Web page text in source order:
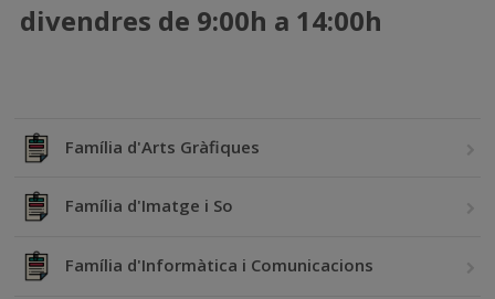
divendres de 9:00h a 14:00h
Família d'Arts Gràfiques
Família d'Imatge i So
Família d'Informàtica i Comunicacions